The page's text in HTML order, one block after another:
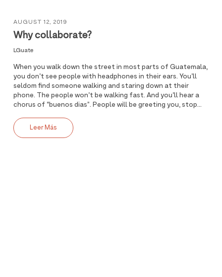
AUGUST 12, 2019
Why collaborate?
LGuate
When you walk down the street in most parts of Guatemala,
you don’t see people with headphones in their ears. You’ll
seldom find someone walking and staring down at their
phone. The people won’t be walking fast. And you’ll hear a
chorus of “buenos dias”. People will be greeting you, stop...
Leer Más